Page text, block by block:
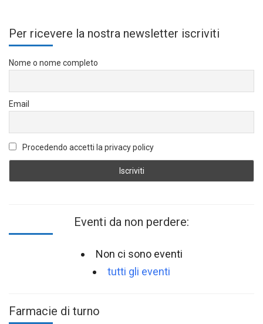
Per ricevere la nostra newsletter iscriviti
Nome o nome completo
Email
Procedendo accetti la privacy policy
Eventi da non perdere:
Non ci sono eventi
tutti gli eventi
Farmacie di turno